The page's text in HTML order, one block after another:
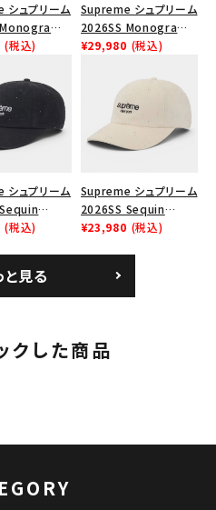
ュプリーム
モノグラ
(税込)
Supreme シュプリーム
2026SS Monogram
Crusher Hat モノグラ
¥29,980 (税込)
ュプリーム
Logo
ャップ インデ
(税込)
Supreme シュプリーム
2026SS Sequin
Denim Classic Logo
6パネルキャップ ナチュ
ラル
¥23,980 (税込)
と見る
クした商品